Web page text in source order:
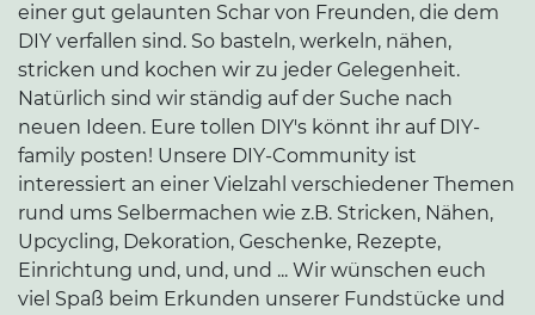
einer gut gelaunten Schar von Freunden, die dem
DIY verfallen sind. So basteln, werkeln, nähen,
stricken und kochen wir zu jeder Gelegenheit.
Natürlich sind wir ständig auf der Suche nach
neuen Ideen. Eure tollen DIY's könnt ihr auf DIY-
family posten! Unsere DIY-Community ist
interessiert an einer Vielzahl verschiedener Themen
rund ums Selbermachen wie z.B. Stricken, Nähen,
Upcycling, Dekoration, Geschenke, Rezepte,
Einrichtung und, und, und ... Wir wünschen euch
viel Spaß beim Erkunden unserer Fundstücke und